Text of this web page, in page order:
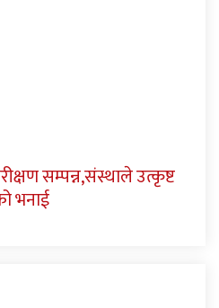
सम्पन्न,संस्थाले उत्कृष्ट
भनाई